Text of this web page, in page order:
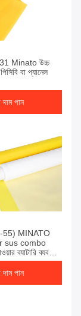
Minato উচ্চ
বা প্যানেল
দাম পান
MINATO
sus combo
ব্যাটারি ব্যবহার
দাম পান